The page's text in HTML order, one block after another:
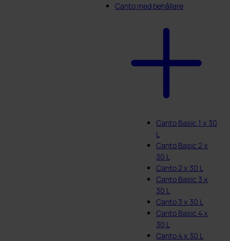
Canto med behållare
Canto Basic 1 x 30
L
Canto Basic 2 x
30 L
Canto 2 x 30 L
Canto Basic 3 x
30 L
Canto 3 x 30 L
Canto Basic 4 x
30 L
Canto 4 x 30 L